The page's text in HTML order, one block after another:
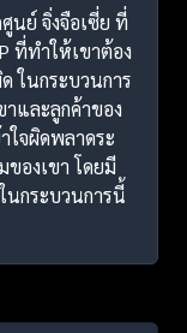
นย์ จิ่งจือเซี่ย ที่
ที่ทำให้เขาต้อง
ในกระบวนการ
าและลูกค้าของ
ใจผิดพลาดระ
ของเขา โดยมี
นกระบวนการนี้